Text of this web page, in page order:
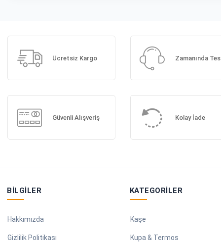
Ücretsiz Kargo Zamanında
Güvenli Alışveriş Kolay İade
BILGILER
Hakkımızda
Gizlilik Politikası
KATEGORILER
Kaşe
Kupa & Termos